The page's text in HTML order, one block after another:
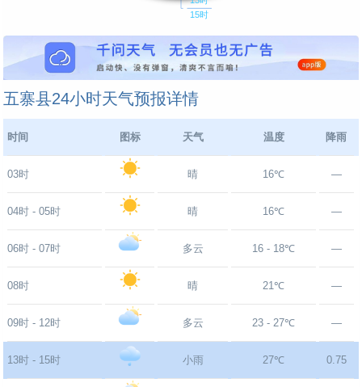
五寨县24小时天气预报详情
时间 图标 天气 温度 降雨
03时 晴 16℃ —
04时 - 05时 晴 16℃ —
06时 - 07时 多云 16 - 18℃ —
08时 晴 21℃ —
09时 - 12时 多云 23 - 27℃ —
13时 - 15时 小雨 27℃ 0.75